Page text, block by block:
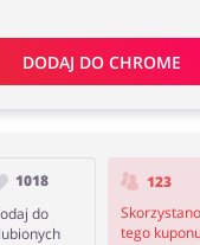
1018
do
123
tego
DODAJ DO CHROME